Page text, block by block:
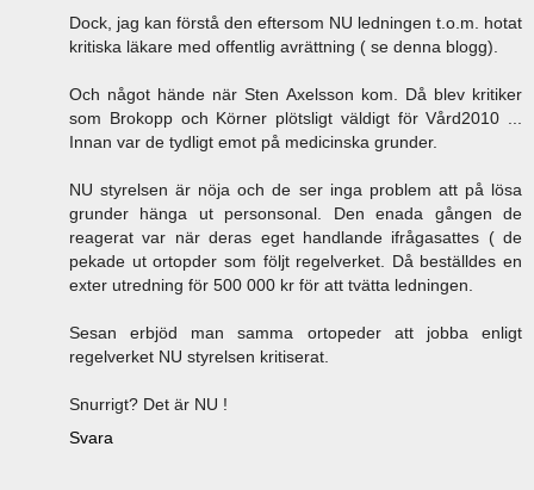
Dock, jag kan förstå den eftersom NU ledningen t.o.m. hotat
kritiska läkare med offentlig avrättning ( se denna blogg).
Och något hände när Sten Axelsson kom. Då blev kritiker
som Brokopp och Körner plötsligt väldigt för Vård2010 ...
Innan var de tydligt emot på medicinska grunder.
NU styrelsen är nöja och de ser inga problem att på lösa
grunder hänga ut personsonal. Den enada gången de
reagerat var när deras eget handlande ifrågasattes ( de
pekade ut ortopder som följt regelverket. Då beställdes en
exter utredning för 500 000 kr för att tvätta ledningen.
Sesan erbjöd man samma ortopeder att jobba enligt
regelverket NU styrelsen kritiserat.
Snurrigt? Det är NU !
Svara